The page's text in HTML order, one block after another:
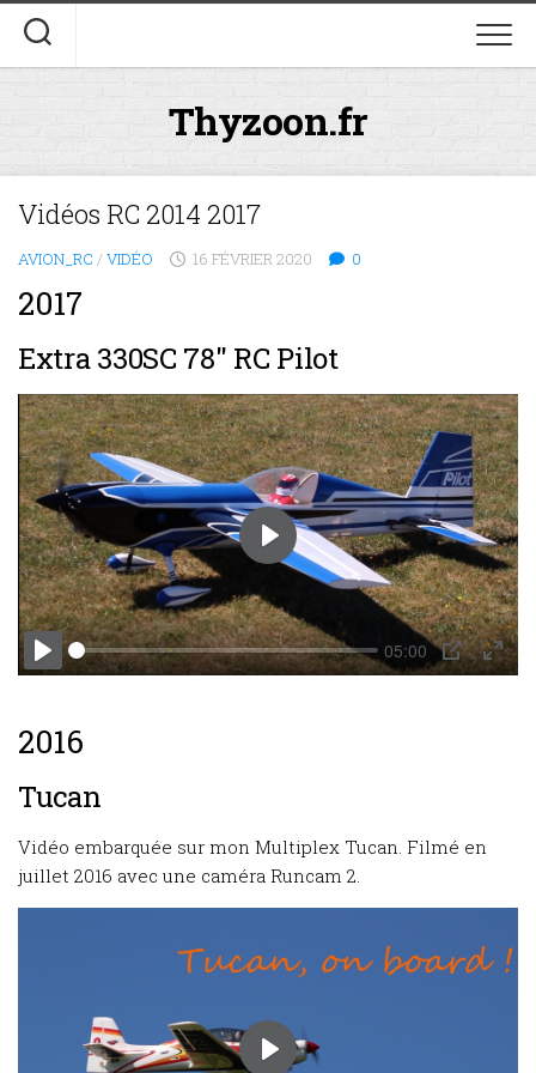
Skip
content
Thyzoon.fr
Vidéos RC 2014 2017
AVION_RC /VIDÉO 16 FÉVRIER 2020 0
2017
Extra 330SC 78″ RC Pilot
Play
05:00
PIP Enter
Play
2016
Tucan
Vidéo embarquée sur mon Multiplex Tucan. Filmé en
juillet 2016 avec une caméra Runcam 2.